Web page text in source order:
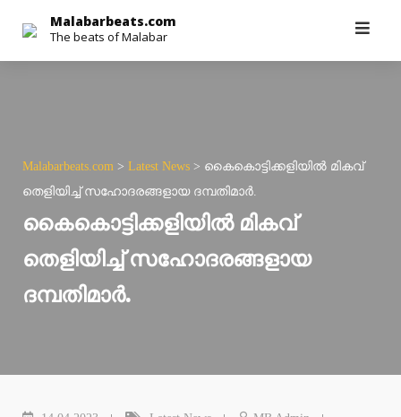
content
Malabarbeats.com
The beats of Malabar
Malabarbeats.com > Latest News > കൈകൊട്ടിക്കളിയിൽ മികവ്
തെളിയിച്ച് സഹോദരങ്ങളായ ദമ്പതിമാർ.
കൈകൊട്ടിക്കളിയിൽ മികവ്
തെളിയിച്ച് സഹോദരങ്ങളായ
ദമ്പതിമാർ.